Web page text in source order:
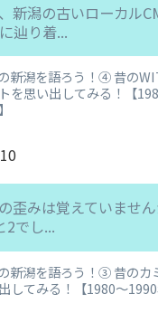
新潟の古いローカル
辿り着...
新潟を語ろう！④ 昔の
を思い出してみる！【
歪みは覚えていませ
2でし...
新潟を語ろう！③ 昔のカ
してみる！【1980～